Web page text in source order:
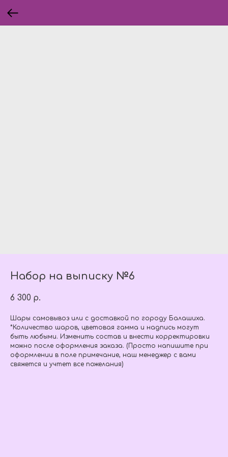
Набор на выписку №6
6 300 р.
Шары самовывоз или с доставкой по городу Балашиха.
*Количество шаров, цветовая гамма и надпись могут
быть любыми. Изменить состав и внести корректировки
можно после оформления заказа. (Просто напишите при
оформлении в поле примечание, наш менеджер с вами
свяжется и учтет все пожелания)